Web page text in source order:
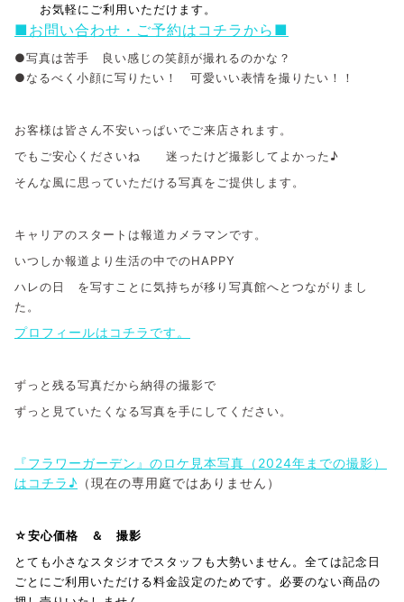
お気軽にご利用いただけます。
■お問い合わせ・ご予約はコチラから■
●写真は苦手 良い感じの笑顔が撮れるのかな？
●なるべく小顔に写りたい！ 可愛いい表情を撮りたい！！
お客様は皆さん不安いっぱいでご来店されます。
でもご安心くださいね 迷ったけど撮影してよかった♪
そんな風に思っていただける写真をご提供します。
キャリアのスタートは報道カメラマンです。
いつしか報道より生活の中でのHAPPY
ハレの日 を写すことに気持ちが移り 写真館へとつながりまし
た。
プロフィールはコチラです。
ずっと残る写真だから納得の撮影で
ずっと見ていたくなる写真を手にしてください。
『フラワーガーデン』のロケ見本写真（2024年までの撮影）
はコチラ♪ （現在の専用庭ではありません）
☆安心価格 ＆ 撮影
とても小さなスタジオでスタッフも大勢いません。 全ては記念日
ごとにご利用いただける料金設定のためです。 必要のない商品の